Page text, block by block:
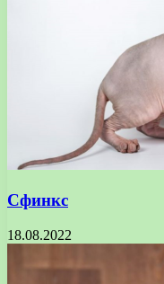
Сфинкс
18.08.2022